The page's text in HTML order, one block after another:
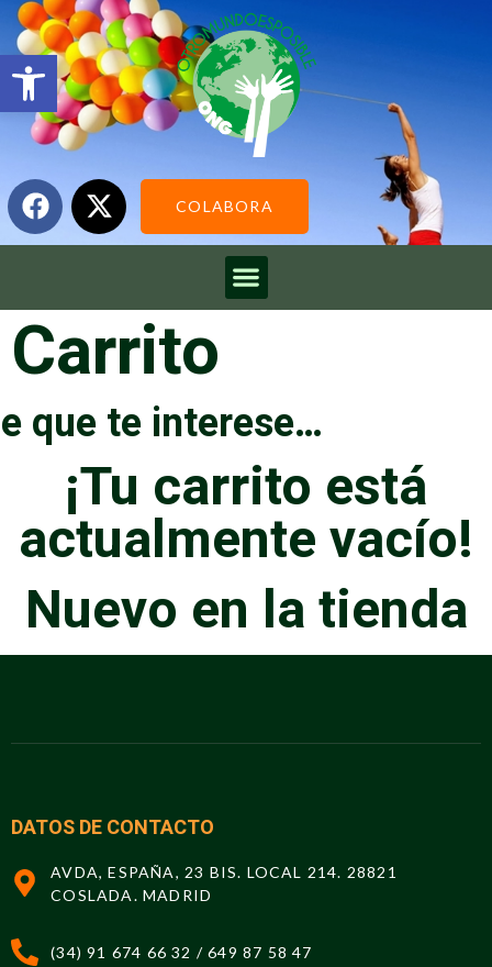
Abrir barra de herramientas
COLABORA
Carrito
que te interese…
¡Tu carrito está
actualmente vacío!
Nuevo en la tienda
DATOS DE CONTACTO
AVDA, ESPAÑA, 23 BIS. LOCAL 214. 28821
COSLADA. MADRID
(34) 91 674 66 32 / 649 87 58 47